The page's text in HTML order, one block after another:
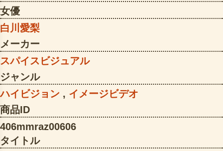
女優
白川愛梨
メーカー
スパイスビジュアル
ジャンル
ハイビジョン , イメージビデオ
商品ID
406mmraz00606
タイトル